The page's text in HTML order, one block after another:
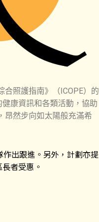
照護指南》（ICOPE）的
康資訊和各類活動，協助
昂然步向如太陽般充滿希
作出跟進。另外，計劃亦提
者受惠。